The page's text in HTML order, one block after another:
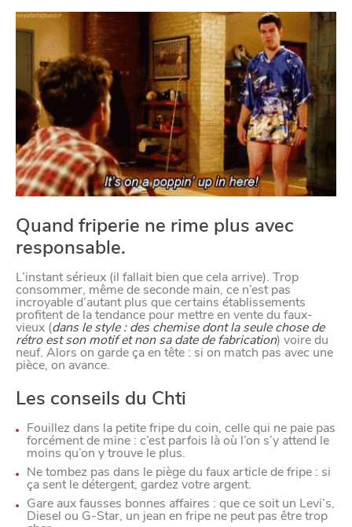
Quand friperie ne rime plus avec
responsable.
L’instant sérieux (il fallait bien que cela arrive). Trop
consommer, même de seconde main, ce n’est pas
incroyable d’autant plus que certains établissements
profitent de la tendance pour mettre en vente du faux-
vieux (dans le style : des chemise dont la seule chose de
rétro est son motif et non sa date de fabrication) voire du
neuf. Alors on garde ça en tête : si on match pas avec une
pièce, on avance.
Les conseils du Chti
Fouillez dans la petite fripe du coin, celle qui ne paie pas
forcément de mine : c’est parfois là où l’on s’y attend le
moins qu’on y trouve le plus.
Ne tombez pas dans le piège du faux article de fripe : si
ça sent le détergent, gardez votre argent.
Gare aux fausses bonnes affaires : que ce soit un Levi’s,
Diesel ou G-Star, un jean en fripe ne peut pas être trop
CHTITE
CANAILLE